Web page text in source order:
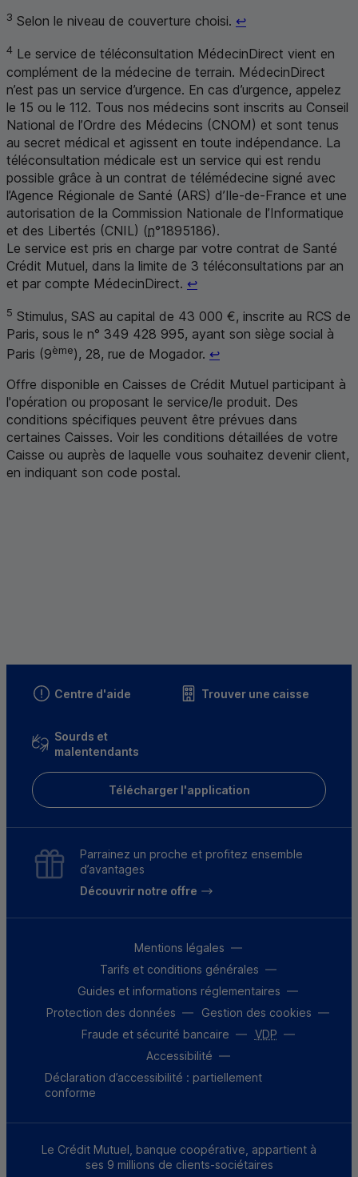
3 Selon le niveau de couverture choisi. ↩Retour au renvoi 3
4 Le service de téléconsultation MédecinDirect vient en
complément de la médecine de terrain. MédecinDirect
n’est pas un service d’urgence. En cas d’urgence, appelez
le 15 ou le 112. Tous nos médecins sont inscrits au Conseil
National de l’Ordre des Médecins (CNOM) et sont tenus
au secret médical et agissent en toute indépendance. La
téléconsultation médicale est un service qui est rendu
possible grâce à un contrat de télémédecine signé avec
l’Agence Régionale de Santé (ARS) d’Ile-de-France et une
autorisation de la Commission Nationale de l’Informatique
et des Libertés (CNIL) (n°1895186).
Le service est pris en charge par votre contrat de Santé
Crédit Mutuel, dans la limite de 3 téléconsultations par an
et par compte MédecinDirect. ↩Retour au renvoi 4
5 Stimulus, SAS au capital de 43 000 €, inscrite au RCS de
Paris, sous le n° 349 428 995, ayant son siège social à
Paris (9ème), 28, rue de Mogador. ↩Retour au renvoi 5
Offre disponible en Caisses de Crédit Mutuel participant à
l'opération ou proposant le service/le produit. Des
conditions spécifiques peuvent être prévues dans
certaines Caisses. Voir les conditions détaillées de votre
Caisse ou auprès de laquelle vous souhaitez devenir client,
en indiquant son code postal.
Centre d'aide Trouver une caisse
Sourds et
malentendants
Télécharger l'application
Parrainez un proche et profitez ensemble
d’avantages
Découvrir notre offre
Mentions légales
Tarifs et conditions générales
Guides et informations réglementaires
Protection des données
Gestion des cookies
Fraude et sécurité bancaire
VDP
Accessibilité
Déclaration d’accessibilité : partiellement
conforme
Le Crédit Mutuel, banque coopérative, appartient à
ses 9 millions de clients-sociétaires